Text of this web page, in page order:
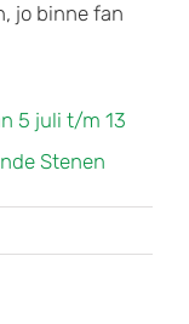
jo binne fan
5 juli t/m 13
Stenen